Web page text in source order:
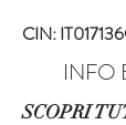
CIN:
INFO
SCOPRI